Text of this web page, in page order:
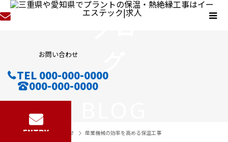
お問い合わせ
TEL 000-000-0000
000-000-0000
ENTRY
ブロ
BLOG お知らせ 産業機械の効率を高める保温工事